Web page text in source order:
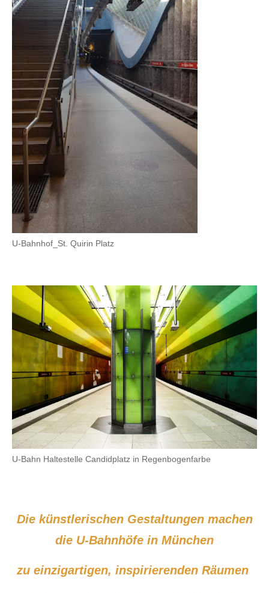
U-Bahnhof_St. Quirin Platz
U-Bahn Haltestelle Candidplatz in Regenbogenfarbe
Die künstlerischen Gestaltungen machen
die U-Bahnhöfe in München
zu einzigartigen, inspirierenden Räumen